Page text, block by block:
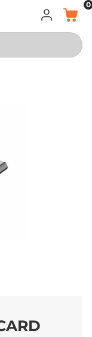
LOG INDKURV
0